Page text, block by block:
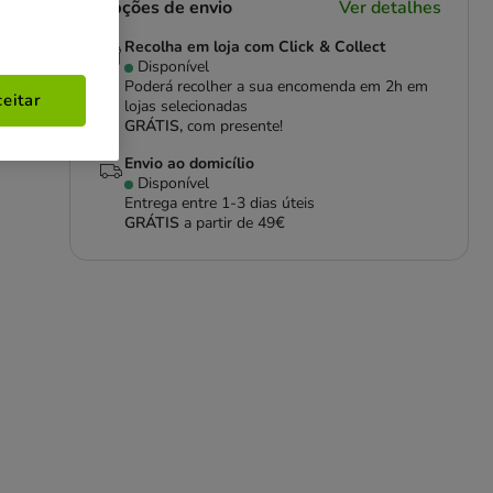
Opções de envio Ver detalhes
Recolha em loja com Click & Collect
Disponível
Poderá recolher a sua encomenda em 2h em
lojas selecionadas
GRÁTIS,com presente!
Envio ao domicílio
Disponível
Entrega entre 1-3 dias úteis
GRÁTIS a partir de 49€